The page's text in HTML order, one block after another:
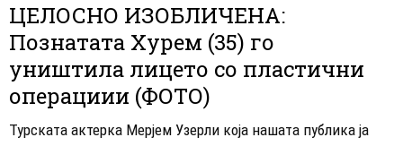
ЦЕЛОСНО ИЗОБЛИЧЕНА:
Познатата Хурем (35) го
уништила лицето со пластични
операциии (ФОТО)
Турската актерка Мерјем Узерли која нашата публика ја